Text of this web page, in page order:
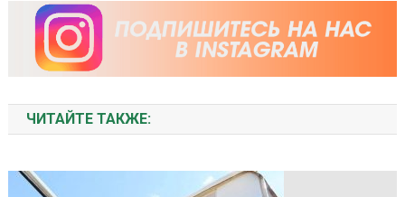
ЧИТАЙТЕ ТАКЖЕ: